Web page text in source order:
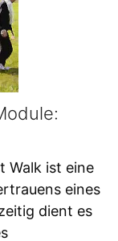
Walk ist eine
eines
dient es